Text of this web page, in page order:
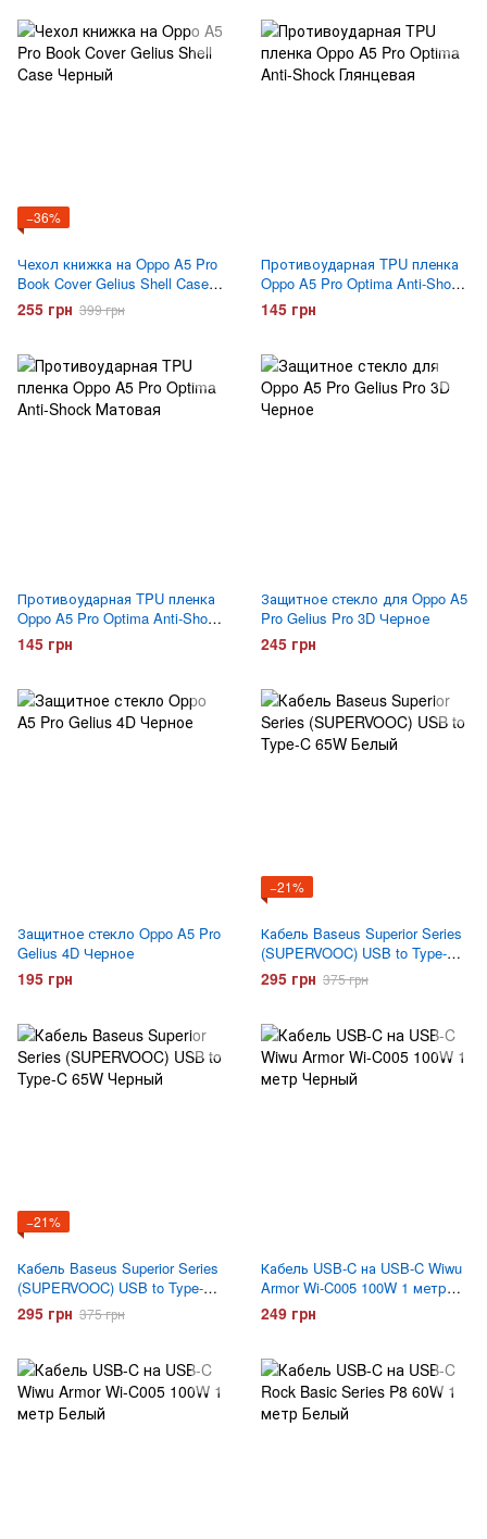
−36%
Чехол книжка на Oppo A5 Pro
Book Cover Gelius Shell Case
Черный
255 грн 399 грн
Противоударная TPU пленка
Oppo A5 Pro Optima Anti-Shock
Глянцевая
145 грн
Противоударная TPU пленка
Oppo A5 Pro Optima Anti-Shock
Матовая
145 грн
Защитное стекло для Oppo A5
Pro Gelius Pro 3D Черное
245 грн
Защитное стекло Oppo A5 Pro
Gelius 4D Черное
195 грн
−21%
Кабель Baseus Superior Series
(SUPERVOOC) USB to Type-C
65W Белый
295 грн 375 грн
−21%
Кабель Baseus Superior Series
(SUPERVOOC) USB to Type-C
65W Черный
295 грн 375 грн
Кабель USB-C на USB-C Wiwu
Armor Wi-C005 100W 1 метр
Черный
249 грн